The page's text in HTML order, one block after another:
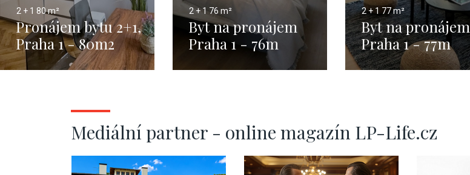
2 + 1 80 m²
Pronájem bytu 2+1,
Praha 1 - 80m2
2 + 1 76 m²
Byt na pronájem
Praha 1 - 76m
2 + 1 77 m²
Byt na pronájem
Praha 1 - 77m
Mediální partner - online magazín LP-Life.cz